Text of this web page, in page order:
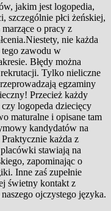
jakim jest logopedia,
szczególnie płci żeńskiej,
o pracy z
Niestety, nie każda
zawodu w
Błędy można
Tylko nieliczne
egzaminy
Przecież każdy
logopeda dziecięcy
maturalne i opisane tam
kandydatów na
każda z
stawiają na
zapominając o
Inne zaś zupełnie
świetny kontakt z
ojczystego języka.